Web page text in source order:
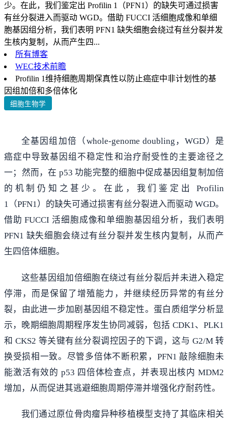
少。在此，我们鉴定出 Profilin 1（PFN1）的缺失可通过损害
有丝分裂进入而驱动 WGD。借助 FUCCI 活细胞成像和单细
胞基因组分析，我们表明 PFN1 缺失细胞会绕过有丝分裂并发
生核内复制，从而产生四...
所有博客
WEC技术前瞻
Profilin 1维持细胞周期保真性以防止癌症中非计划性的基
因组加倍和多倍体化
细胞生物学
全基因组加倍（whole-genome doubling，WGD）是
癌症中导致基因组不稳定性和治疗耐受性的主要途径之
一；然而，在 p53 功能完整的细胞中促成基因组复制加倍
的机制仍知之甚少。在此，我们鉴定出 Profilin
1（PFN1）的缺失可通过损害有丝分裂进入而驱动 WGD。
借助 FUCCI 活细胞成像和单细胞基因组分析，我们表明
PFN1 缺失细胞会绕过有丝分裂并发生核内复制，从而产
生四倍体细胞。
这些基因组加倍细胞在绕过有丝分裂后并未进入稳定
停滞，而是保留了增殖能力，并继续经历异常的有丝分
裂，由此进一步加剧基因组不稳定性。蛋白质组学分析显
示，晚期细胞周期程序发生协同减弱，包括 CDK1、PLK1
和 CKS2 等关键有丝分裂调控因子的下调，这与 G2/M 转
换受损相一致。尽管多倍体不断积累，PFN1 敲除细胞未
能激活有效的 p53 四倍体检查点，并表现出核内 MDM2
增加，从而促进其逃避细胞周期停滞并增强化疗耐药性。
我们通过原位骨肉瘤异种移植模型支持了其临床相关